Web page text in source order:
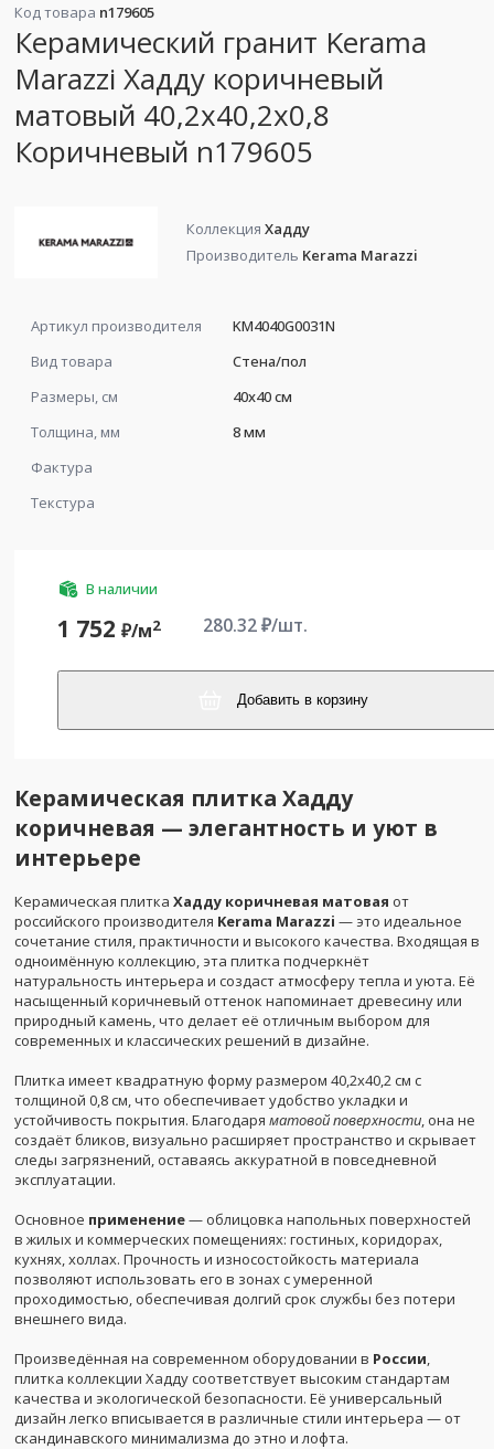
Код товара n179605
Керамический гранит Kerama
Marazzi Хадду коричневый
матовый 40,2x40,2x0,8
Коричневый n179605
Коллекция Хадду
Производитель Kerama Marazzi
Артикул производителя
KM4040G0031N
Вид товара
Стена/пол
Размеры, см
40x40 см
Толщина, мм
8 мм
Фактура
Текстура
В наличии
1 752 ₽/м2 280.32₽/шт.
Добавить в корзину
Керамическая плитка Хадду
коричневая — элегантность и уют в
интерьере
Керамическая плитка Хадду коричневая матовая от
российского производителя Kerama Marazzi — это идеальное
сочетание стиля, практичности и высокого качества. Входящая в
одноимённую коллекцию, эта плитка подчеркнёт
натуральность интерьера и создаст атмосферу тепла и уюта. Её
насыщенный коричневый оттенок напоминает древесину или
природный камень, что делает её отличным выбором для
современных и классических решений в дизайне.
Плитка имеет квадратную форму размером 40,2x40,2 см с
толщиной 0,8 см, что обеспечивает удобство укладки и
устойчивость покрытия. Благодаря матовой поверхности , она не
создаёт бликов, визуально расширяет пространство и скрывает
следы загрязнений, оставаясь аккуратной в повседневной
эксплуатации.
Основное применение— облицовка напольных поверхностей
в жилых и коммерческих помещениях: гостиных, коридорах,
кухнях, холлах. Прочность и износостойкость материала
позволяют использовать его в зонах с умеренной
проходимостью, обеспечивая долгий срок службы без потери
внешнего вида.
Произведённая на современном оборудовании в России
плитка коллекции Хадду соответствует высоким стандартам
качества и экологической безопасности. Её универсальный
дизайн легко вписывается в различные стили интерьера — от
скандинавского минимализма до этно и лофта.